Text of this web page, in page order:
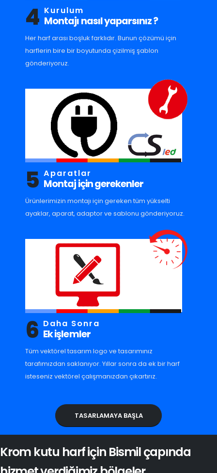
4 Kurulum
Montajı nasıl yaparsınız ?
Her harf arası boşluk farklıdır. Bunun çözümü için
harflerin bire bir boyutunda çizilmiş şablon
gönderiyoruz.
5 Aparatlar
Montaj için gerekenler
Ürünlerimizin montajı için gereken tüm yükselti
ayaklar, aparat, adaptor ve sablonu gönderiyoruz.
6 Daha Sonra
Ek işlemler
Tüm vektörel tasarım logo ve tasarımınız
tarafımızdan saklanıyor. Yıllar sonra da ek bir harf
isteseniz vektörel çalışmanızdan çıkartırız.
TASARLAMAYA BAŞLA
Krom kutu harf için Bismil çapında